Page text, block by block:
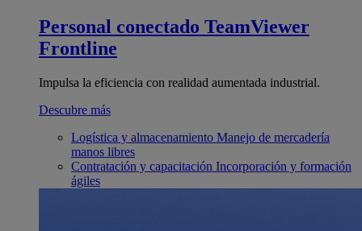
Personal conectado TeamViewer
Frontline
Impulsa la eficiencia con realidad aumentada industrial.
Descubre más
Logística y almacenamiento Manejo de mercadería
manos libres
Contratación y capacitación Incorporación y formación
ágiles